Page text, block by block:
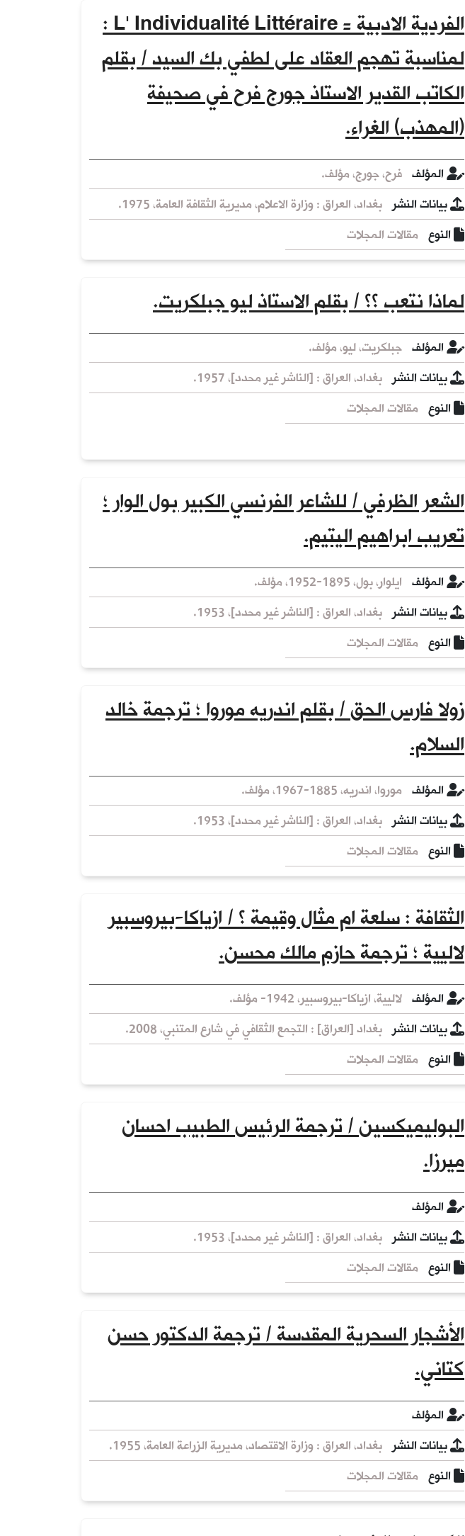
الفردية الادبية = L' Individualité Littéraire :
لمناسبة تهجم العقاد على لطفي بك السيد / بقلم
الكاتب القدير الاستاذ جورج فرح في صحيفة
(المهذب) الغراء.
المؤلف فرح، جورج، مؤلف.
بيانات النشر بغداد، العراق : وزارة الاعلام، مديرية الثقافة العامة، 1975.
النوع مقالات المجلات
لماذا نتعب ؟؟ / بقلم الاستاذ ليو جبلكريت.
المؤلف جبلكريت، ليو، مؤلف.
بيانات النشر بغداد، العراق : [الناشر غير محدد]، 1957.
النوع مقالات المجلات
الشعر الظرفي / للشاعر الفرنسي الكبير بول الوار ؛
تعريب ابراهيم اليتيم.
المؤلف ايلوار، بول، 1895-1952، مؤلف.
بيانات النشر بغداد، العراق : [الناشر غير محدد]، 1953.
النوع مقالات المجلات
زولا فارس الحق / بقلم اندريه موروا ؛ ترجمة خالد
السلام.
المؤلف موروا، اندريه، 1885-1967، مؤلف.
بيانات النشر بغداد، العراق : [الناشر غير محدد]، 1953.
النوع مقالات المجلات
الثقافة : سلعة ام مثال وقيمة ؟ / ازياكا-بيروسبير
لاليية ؛ ترجمة حازم مالك محسن.
المؤلف لاليية، ازياكا-بيروسبير، 1942- مؤلف.
بيانات النشر بغداد [العراق] : التجمع الثقافي في شارع المتنبي، 2008.
النوع مقالات المجلات
البوليميكسين / ترجمة الرئيس الطبيب احسان
ميرزا.
المؤلف
بيانات النشر بغداد، العراق : [الناشر غير محدد]، 1953.
النوع مقالات المجلات
الأشجار السحرية المقدسة / ترجمة الدكتور حسن
كتاني.
المؤلف
بيانات النشر بغداد، العراق : وزارة الاقتصاد، مديرية الزراعة العامة، 1955.
النوع مقالات المجلات